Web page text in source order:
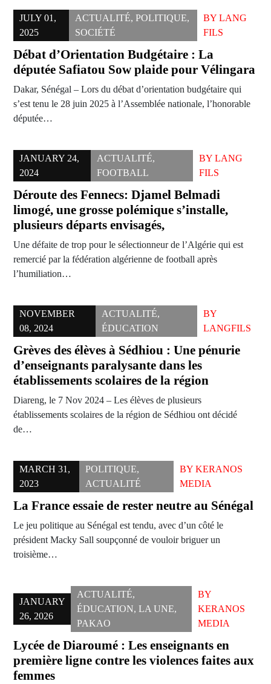
JULY 01,
2025
ACTUALITÉ, POLITIQUE,
SOCIÉTÉ
BY LANG
FILS
Débat d’Orientation Budgétaire : La
députée Safiatou Sow plaide pour Vélingara
Dakar, Sénégal – Lors du débat d’orientation budgétaire qui
s’est tenu le 28 juin 2025 à l’Assemblée nationale, l’honorable
députée…
JANUARY 24,
2024
ACTUALITÉ,
FOOTBALL
BY LANG
FILS
Déroute des Fennecs: Djamel Belmadi
limogé, une grosse polémique s’installe,
plusieurs départs envisagés,
Une défaite de trop pour le sélectionneur de l’Algérie qui est
remercié par la fédération algérienne de football après
l’humiliation…
NOVEMBER
08, 2024
ACTUALITÉ,
ÉDUCATION
BY
LANGFILS
Grèves des élèves à Sédhiou : Une pénurie
d’enseignants paralysante dans les
établissements scolaires de la région
Diareng, le 7 Nov 2024 – Les élèves de plusieurs
établissements scolaires de la région de Sédhiou ont décidé
de…
MARCH 31,
2023
POLITIQUE,
ACTUALITÉ
BY KERANOS
MEDIA
La France essaie de rester neutre au Sénégal
Le jeu politique au Sénégal est tendu, avec d’un côté le
président Macky Sall soupçonné de vouloir briguer un
troisième…
JANUARY
26, 2026
ACTUALITÉ,
ÉDUCATION, LA UNE,
PAKAO
BY
KERANOS
MEDIA
Lycée de Diaroumé : Les enseignants en
première ligne contre les violences faites aux
femmes